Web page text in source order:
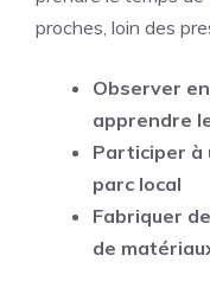
proches, loin des
Observer
apprendre
Participer à
parc local
Fabriquer
de